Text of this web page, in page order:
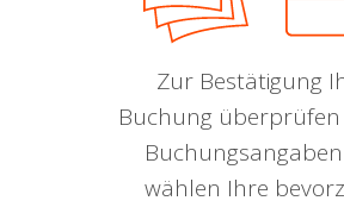
Zur Bestätigung
Buchung überprüfen
wählen Ihre